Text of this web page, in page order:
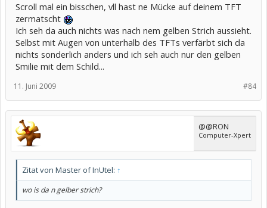
Scroll mal ein bisschen, vll hast ne Mücke auf deinem TFT
zermatscht
Ich seh da auch nichts was nach nem gelben Strich aussieht.
Selbst mit Augen von unterhalb des TFTs verfärbt sich da
nichts sonderlich anders und ich seh auch nur den gelben
Smilie mit dem Schild...
#84
11. Juni 2009
@@RON
Computer-Xpert
Zitat von Master of InUtel: ↑
wo is da n gelber strich?